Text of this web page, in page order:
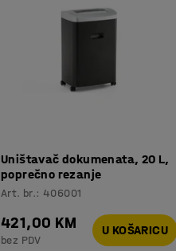
Uništavač dokumenata, 20 L,
poprečno rezanje
Art. br.: 406001
421,00 KM
bez PDV
U KOŠARICU